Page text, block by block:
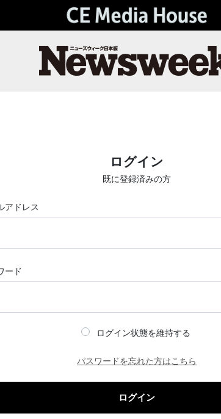
ログイン
既に登録済みの方
アドレス
ード
ログイン状態を維持する
パスワードを忘れた方はこちら
ログイン